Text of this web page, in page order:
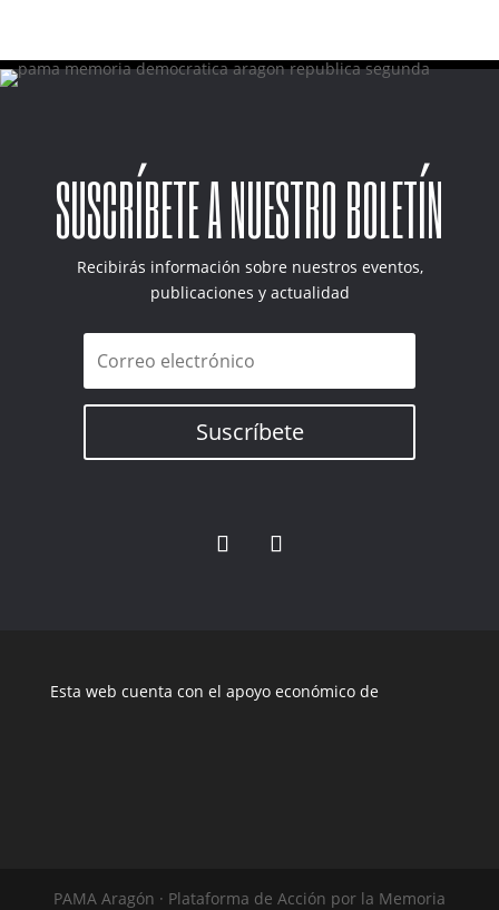
SUSCRÍBETE A NUESTRO BOLETÍN
Recibirás información sobre nuestros eventos,
publicaciones y actualidad
Suscríbete
Esta web cuenta con el apoyo económico de
PAMA Aragón · Plataforma de Acción por la Memoria